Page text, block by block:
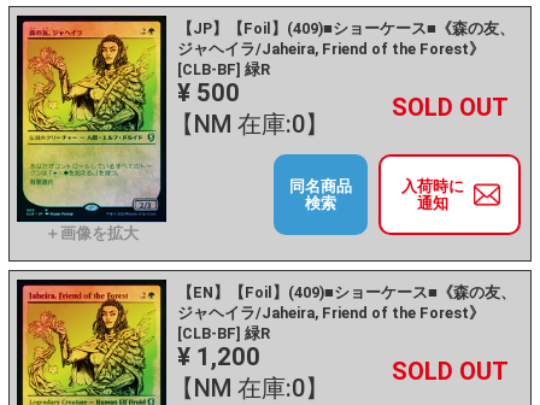
【JP】【Foil】(409)■ショーケース■《森の友、
ジャヘイラ/Jaheira, Friend of the Forest》
[CLB-BF] 緑R
¥ 500
【NM 在庫:0】
－ +
入荷時に
通知
同名商品
検索
【EN】【Foil】(409)■ショーケース■《森の友、
ジャヘイラ/Jaheira, Friend of the Forest》
[CLB-BF] 緑R
¥ 1,200
【NM 在庫:0】
－ +